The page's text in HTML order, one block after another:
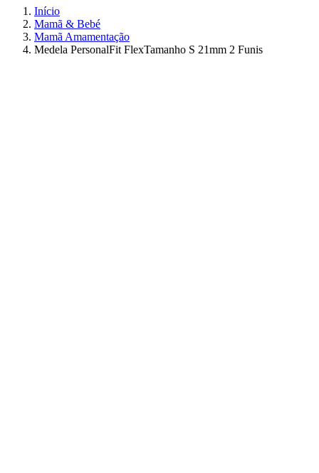
Início
Mamã & Bebé
Mamã Amamentação
Medela PersonalFit FlexTamanho S 21mm 2 Funis